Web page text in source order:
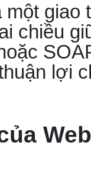
một
chiều
lợi